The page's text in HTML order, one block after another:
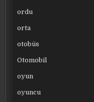
ordu
orta
otobüs
Otomobil
oyun
oyuncu